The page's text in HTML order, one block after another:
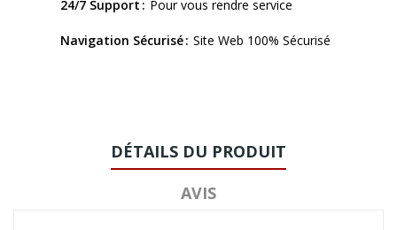
24/7 Support Pour vous rendre service
Navigation Sécurisé Site Web 100% Sécurisé
DÉTAILS DU PRODUIT
AVIS